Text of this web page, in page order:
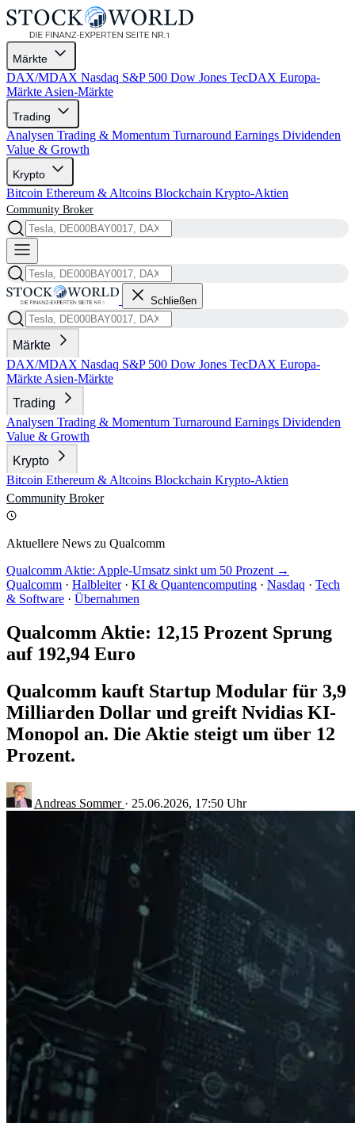
Märkte
DAX/MDAX Nasdaq S&P 500 Dow Jones TecDAX Europa-
Märkte Asien-Märkte
Trading
Analysen Trading & Momentum Turnaround Earnings Dividenden
Value & Growth
Krypto
Bitcoin Ethereum & Altcoins Blockchain Krypto-Aktien
Community Broker
Schließen
Märkte
DAX/MDAX Nasdaq S&P 500 Dow Jones TecDAX Europa-
Märkte Asien-Märkte
Trading
Analysen Trading & Momentum Turnaround Earnings Dividenden
Value & Growth
Krypto
Bitcoin Ethereum & Altcoins Blockchain Krypto-Aktien
Community Broker
Aktuellere News zu Qualcomm
Qualcomm Aktie: Apple-Umsatz sinkt um 50 Prozent →
Qualcomm · Halbleiter · KI & Quantencomputing · Nasdaq · Tech
& Software · Übernahmen
Qualcomm Aktie: 12,15 Prozent Sprung
auf 192,94 Euro
Qualcomm kauft Startup Modular für 3,9
Milliarden Dollar und greift Nvidias KI-
Monopol an. Die Aktie steigt um über 12
Prozent.
Andreas Sommer · 25.06.2026, 17:50 Uhr